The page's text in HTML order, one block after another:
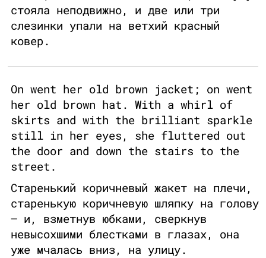
стояла неподвижно, и две или три
слезинки упали на ветхий красный
ковер.
On went her old brown jacket; on went
her old brown hat. With a whirl of
skirts and with the brilliant sparkle
still in her eyes, she fluttered out
the door and down the stairs to the
street.
Старенький коричневый жакет на плечи,
старенькую коричневую шляпку на голову
— и, взметнув юбками, сверкнув
невысохшими блестками в глазах, она
уже мчалась вниз, на улицу.